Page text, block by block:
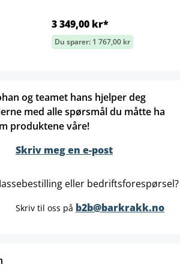
3 349,00 kr*
Du sparer: 1 767,00 kr
og teamet hans hjelper deg
med alle spørsmål du måtte ha
produktene våre!
Skriv meg en e-post
eller bedriftsforespørsel?
Skriv til oss på b2b@barkrakk.no